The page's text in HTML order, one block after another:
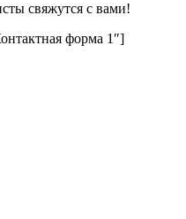
свяжутся с вами!
форма 1″]